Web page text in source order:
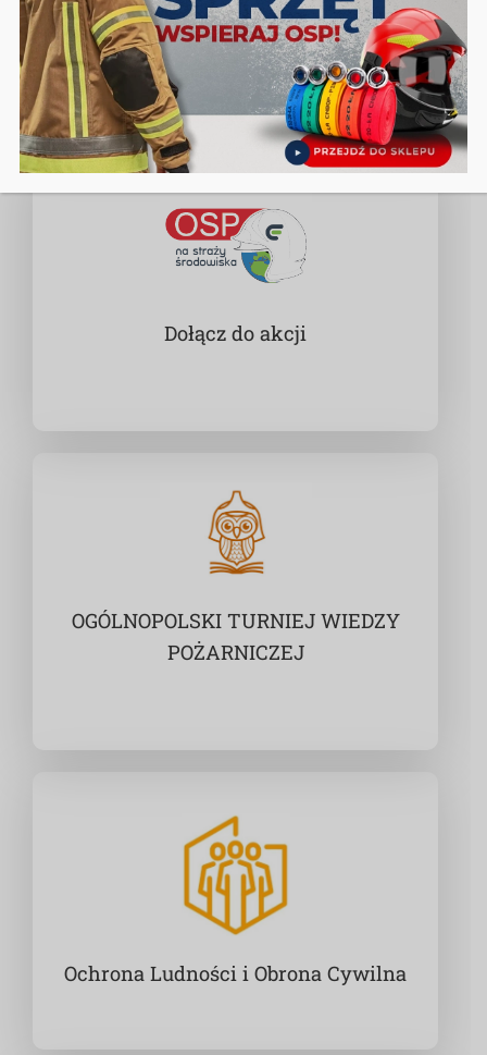
Nieodpłatna pomoc prawna
w zakresie związanym z funkcjonowaniem OSP
Dołącz do akcji
OGÓLNOPOLSKI TURNIEJ WIEDZY
POŻARNICZEJ
Ochrona Ludności i Obrona Cywilna